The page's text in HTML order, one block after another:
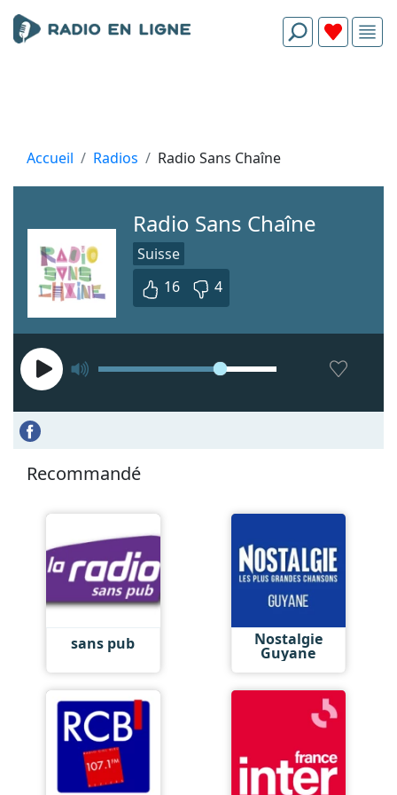
Accueil Radios Radio Sans Chaîne
Radio Sans Chaîne
Suisse
16
4
Recommandé
sans pub Nostalgie
Guyane